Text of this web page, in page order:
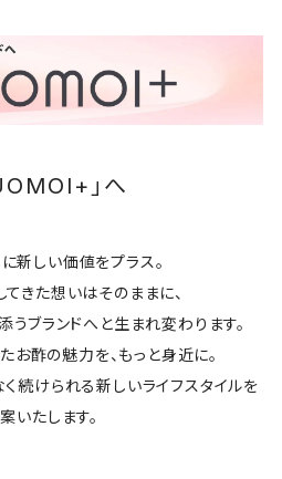
」へ
新しい価値をプラス。
きた想いはそのままに、
うブランドへと生まれ変わります。
お酢の魅力を、もっと身近に。
続けられる新しいライフスタイルを
いたします。